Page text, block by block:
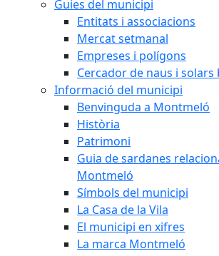
Guies del municipi
Entitats i associacions
Mercat setmanal
Empreses i polígons
Cercador de naus i solars
Informació del municipi
Benvinguda a Montmeló
Història
Patrimoni
Guia de sardanes
Montmeló
Símbols del municipi
La Casa de la Vila
El municipi en xifres
La marca Montmeló